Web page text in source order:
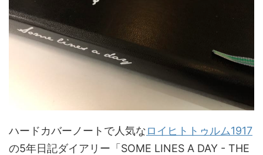
ハードカバーノートで人気なロイヒトトゥルム1917
の5年日記ダイアリー「SOME LINES A DAY - THE